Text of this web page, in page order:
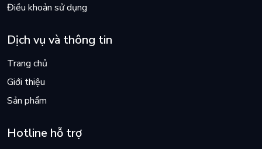
Điều khoản sử dụng
Dịch vụ và thông tin
Trang chủ
Giới thiệu
Sản phẩm
Hotline hỗ trợ